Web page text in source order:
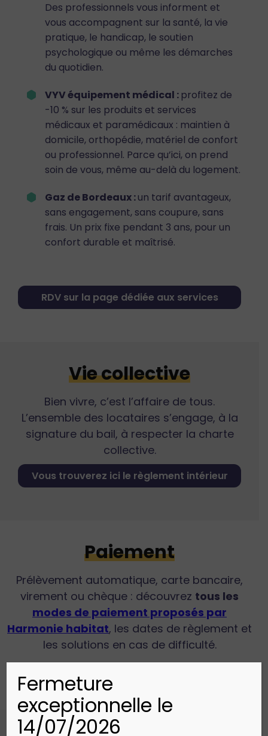
Des professionnels vous informent et
vous accompagnent sur la santé, la vie
pratique, le handicap, le soutien
psychologique ou même les démarches
du quotidien.
VYV équipement médical : profitez de
-10 % sur les produits et services
médicaux et paramédicaux : maintien à
domicile, orthopédie, matériel de confort
ou professionnel. Parce qu’ici, on prend
soin de vous, même au-delà du logement.
Gaz de Bordeaux :un tarif avantageux,
sans engagement, sans coupure, sans
frais. Un prix fixe pendant 3 ans, pour un
confort durable et maîtrisé.
RDV sur la page dédiée aux services
Vie collective
Bien vivre, c’est l’affaire de tous.
L’ensemble des locataires s’engage, à la
signature du bail, à respecter la charte
collective.
Vous trouverez ici le règlement intérieur
Paiement
Prélèvement automatique, carte bancaire,
virement ou chèque : découvrez tous les
modes de paiement proposés par
Harmonie habitat, les dates de règlement et
les solutions en cas de difficulté.
Fermeture
exceptionnelle le
14/07/2026